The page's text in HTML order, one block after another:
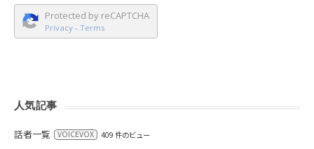
Protected by reCAPTCHA
Privacy - Terms
人気記事
話者一覧 VOICEVOX 409 件のビュー